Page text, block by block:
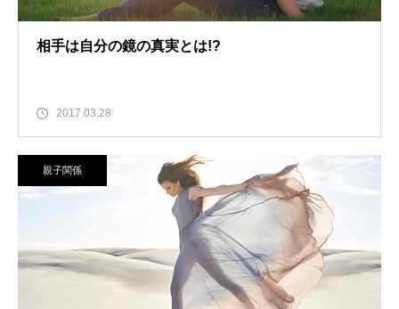
相手は自分の鏡の真実とは!?
2017.03.28
親子関係